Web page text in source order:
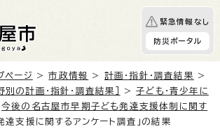
緊急情報なし
防災ポータル
ページ >市政情報 > 計画・指針・調査結果
>
別の計画・指針・調査結果］
>子ども・青少年に
今後の名古屋市早期子ども発達支援体制に関す
達支援に関するアンケート調査」の結果